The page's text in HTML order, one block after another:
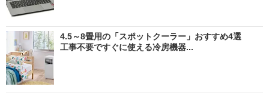
4.5～8畳用の「スポットクーラー」おすすめ4選
工事不要ですぐに使える冷房機器...